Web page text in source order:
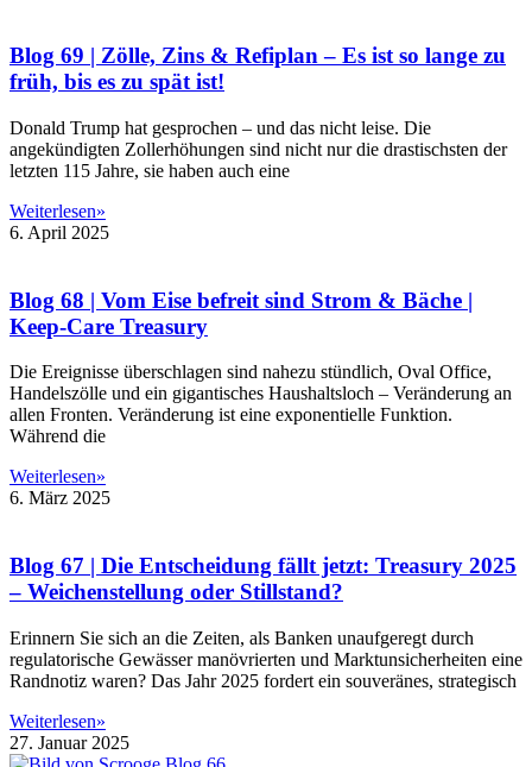
Blog 69 | Zölle, Zins & Refiplan – Es ist so lange zu
früh, bis es zu spät ist!
Donald Trump hat gesprochen – und das nicht leise. Die
angekündigten Zollerhöhungen sind nicht nur die drastischsten der
letzten 115 Jahre, sie haben auch eine
Weiterlesen»
6. April 2025
Blog 68 | Vom Eise befreit sind Strom & Bäche |
Keep-Care Treasury
Die Ereignisse überschlagen sind nahezu stündlich, Oval Office,
Handelszölle und ein gigantisches Haushaltsloch – Veränderung an
allen Fronten. Veränderung ist eine exponentielle Funktion.
Während die
Weiterlesen»
6. März 2025
Blog 67 | Die Entscheidung fällt jetzt: Treasury 2025
– Weichenstellung oder Stillstand?
Erinnern Sie sich an die Zeiten, als Banken unaufgeregt durch
regulatorische Gewässer manövrierten und Marktunsicherheiten eine
Randnotiz waren? Das Jahr 2025 fordert ein souveränes, strategisch
Weiterlesen»
27. Januar 2025